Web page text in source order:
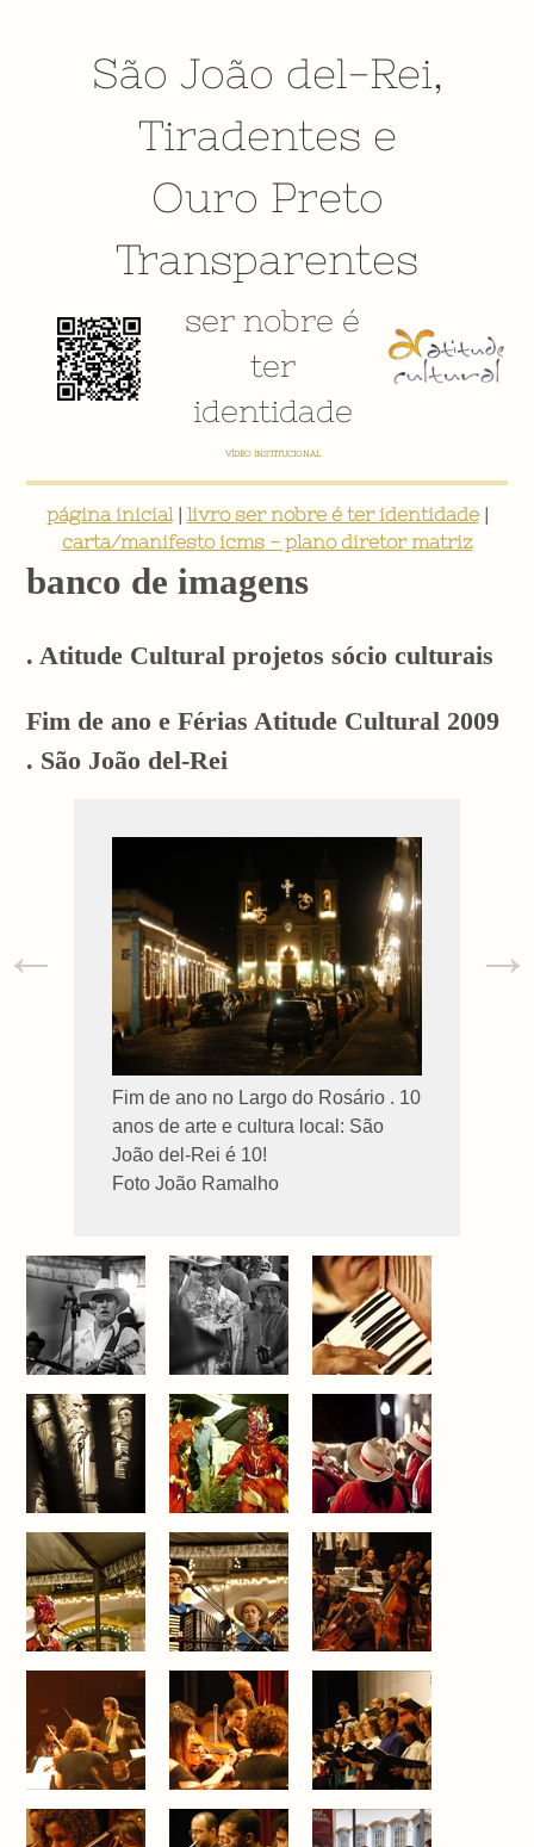
São João del-Rei,
Tiradentes e
Ouro Preto
Transparentes
ser nobre é
ter
identidade
VÍDEO INSTITUCIONAL
página inicial| livro ser nobre é ter identidade|
carta/manifesto icms - plano diretor matriz
banco de imagens
. Atitude Cultural projetos sócio culturais
Fim de ano e Férias Atitude Cultural 2009
. São João del-Rei
Fim de ano no Largo do Rosário . 10
anos de arte e cultura local: São
João del-Rei é 10!
Foto João Ramalho
← →